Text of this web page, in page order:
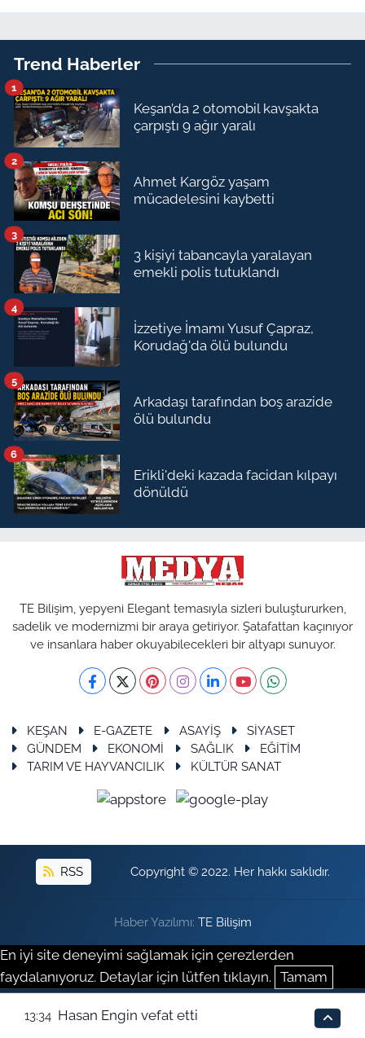
Trend Haberler
Keşan’da 2 otomobil kavşakta
çarpıştı 9 ağır yaralı
1
Ahmet Kargöz yaşam
mücadelesini kaybetti
2
3 kişiyi tabancayla yaralayan
emekli polis tutuklandı
3
İzzetiye İmamı Yusuf Çapraz,
Korudağ'da ölü bulundu
4
Arkadaşı tarafından boş arazide
ölü bulundu
5
Erikli'deki kazada facidan kılpayı
dönüldü
6
TE Bilişim, yepyeni Elegant temasıyla sizleri buluştururken,
sadelik ve modernizmi bir araya getiriyor. Şatafattan kaçınıyor
ve insanlara haber okuyabilecekleri bir altyapı sunuyor.
KEŞAN E-GAZETE ASAYİŞ
SİYASET
GÜNDEM
EKONOMİ SAĞLIK
EĞİTİM
TARIM VE HAYVANCILIK
KÜLTÜR SANAT
RSS Copyright © 2022. Her hakkı saklıdır.
Haber Yazılımı: TE Bilişim
En iyi site deneyimi sağlamak için çerezlerden
faydalanıyoruz. Detaylar için lütfen tıklayın. Tamam
13:34 Hasan Engin vefat etti